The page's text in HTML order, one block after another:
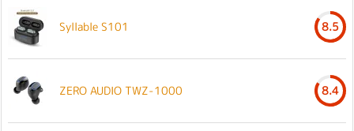
Syllable S101 8.5
ZERO AUDIO TWZ-1000 8.4